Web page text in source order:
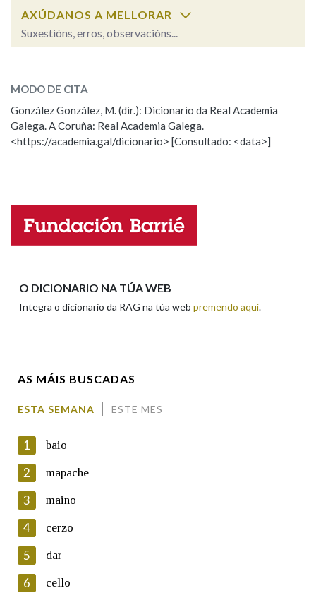
Na fraseoloxía
AXÚDANOS A MELLORAR
Suxestións, erros, observacións...
ESCOLLE UNHA OPCIÓN:
Observación Hai un erro na palabra
Propoño mellorar a definición
Nome
En cumprimento da normativa vixente en materia de
Protección de Datos de Carácter Persoal, a Real Academia
Galega informa a aqueles usuarios que faciliten o seu correo
electrónico, así como calquera outra información de carácter
persoal, que estes datos serán obxecto de tratamento
automatizado de carácter confidencial e incorporados aos seus
ficheiros informáticos. Así mesmo, os usuarios poderán exercer o
MODO DE CITA
González González, M. (dir.): Dicionario da Real Academia
Galega. A Coruña: Real Academia Galega.
<https://academia.gal/dicionario> [Consultado: <data>]
O DICIONARIO NA TÚA WEB
Integra o dicionario da RAG na túa web premendo aquí.
AS MÁIS BUSCADAS
ESTA SEMANA ESTE MES
1 baio
2 mapache
3 maino
4 cerzo
5 dar
6 cello